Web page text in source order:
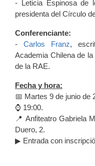
- Leticia Espinosa de
presidenta del Círculo
Conferenciante:
- Carlos Franz,
Academia Chilena de
de la RAE.
Fecha y hora:
📅 Martes 9 de junio de
⌚ 19:00.
📍 Anfiteatro Gabriela
Duero, 2.
▶ Entrada con